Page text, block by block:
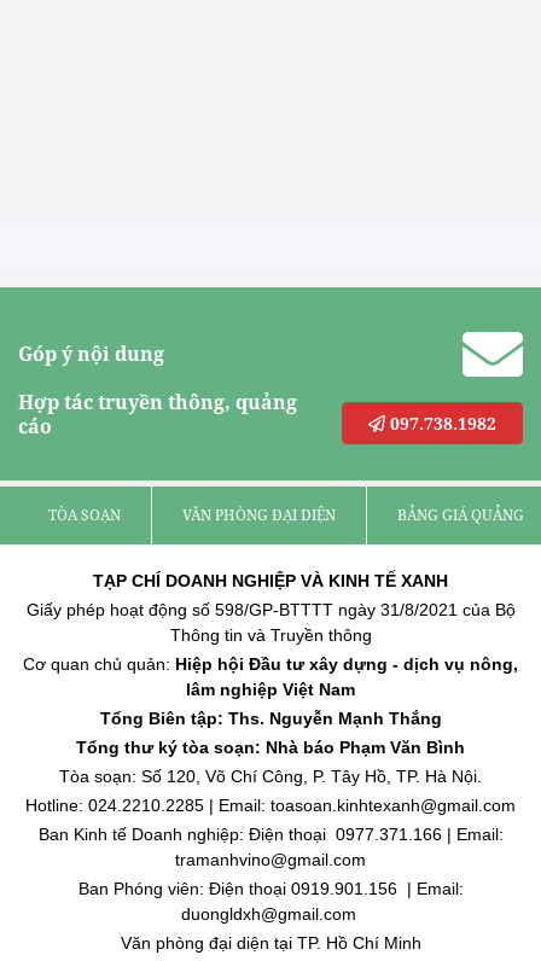
Góp ý nội dung
Hợp tác truyền thông, quảng
cáo
097.738.1982
TÒA SOẠN VĂN PHÒNG ĐẠI DIỆN BẢNG GIÁ QUẢNG
TẠP CHÍ DOANH NGHIỆP VÀ KINH TẾ XANH
Giấy phép hoạt động số 598/GP-BTTTT ngày 31/8/2021 của Bộ
Thông tin và Truyền thông
Cơ quan chủ quản: Hiệp hội Đầu tư xây dựng - dịch vụ nông,
lâm nghiệp Việt Nam
Tổng Biên tập: Ths. Nguyễn Mạnh Thắng
Tổng thư ký tòa soạn: Nhà báo Phạm Văn Bình
Tòa soạn: Số 120, Võ Chí Công, P. Tây Hồ, TP. Hà Nội.
Hotline: 024.2210.2285 | Email: toasoan.kinhtexanh@gmail.com
Ban Kinh tế Doanh nghiệp: Điện thoại 0977.371.166 | Email:
tramanhvino@gmail.com
Ban Phóng viên: Điện thoại 0919.901.156 | Email:
duongldxh@gmail.com
Văn phòng đại diện tại TP. Hồ Chí Minh